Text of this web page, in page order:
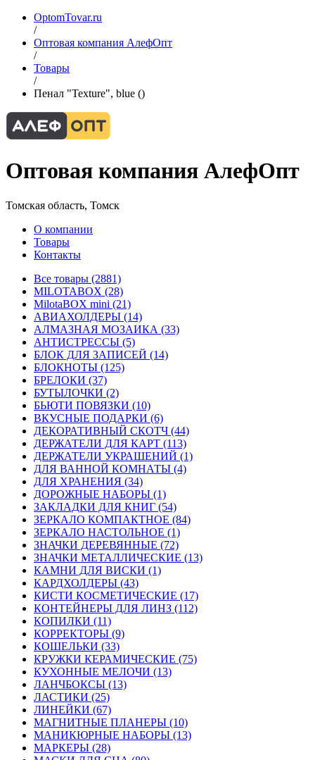
OptomTovar.ru
/
Оптовая компания АлефОпт
/
Товары
/
Пенал "Texture", blue ()
Оптовая компания АлефОпт
Томская область, Томск
О компании
Товары
Контакты
Все товары (2881)
MILOTABOX (28)
MilotaBOX mini (21)
АВИАХОЛДЕРЫ (14)
АЛМАЗНАЯ МОЗАИКА (33)
АНТИСТРЕССЫ (5)
БЛОК ДЛЯ ЗАПИСЕЙ (14)
БЛОКНОТЫ (125)
БРЕЛОКИ (37)
БУТЫЛОЧКИ (2)
БЬЮТИ ПОВЯЗКИ (10)
ВКУСНЫЕ ПОДАРКИ (6)
ДЕКОРАТИВНЫЙ СКОТЧ (44)
ДЕРЖАТЕЛИ ДЛЯ КАРТ (113)
ДЕРЖАТЕЛИ УКРАШЕНИЙ (1)
ДЛЯ ВАННОЙ КОМНАТЫ (4)
ДЛЯ ХРАНЕНИЯ (34)
ДОРОЖНЫЕ НАБОРЫ (1)
ЗАКЛАДКИ ДЛЯ КНИГ (54)
ЗЕРКАЛО КОМПАКТНОЕ (84)
ЗЕРКАЛО НАСТОЛЬНОЕ (1)
ЗНАЧКИ ДЕРЕВЯННЫЕ (72)
ЗНАЧКИ МЕТАЛЛИЧЕСКИЕ (13)
КАМНИ ДЛЯ ВИСКИ (1)
КАРДХОЛДЕРЫ (43)
КИСТИ КОСМЕТИЧЕСКИЕ (17)
КОНТЕЙНЕРЫ ДЛЯ ЛИНЗ (112)
КОПИЛКИ (11)
КОРРЕКТОРЫ (9)
КОШЕЛЬКИ (33)
КРУЖКИ КЕРАМИЧЕСКИЕ (75)
КУХОННЫЕ МЕЛОЧИ (13)
ЛАНЧБОКСЫ (13)
ЛАСТИКИ (25)
ЛИНЕЙКИ (67)
МАГНИТНЫЕ ПЛАНЕРЫ (10)
МАНИКЮРНЫЕ НАБОРЫ (13)
МАРКЕРЫ (28)